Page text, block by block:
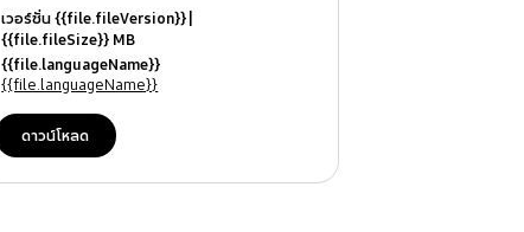
เวอร์ชั่น {{file.fileVersion}}
{{file.fileSize}} MB
{{file.fileModifiedDate}}
{{file.osNames}}
{{file.languageName}}
{{file.languageName}}
ดาวน์โหลด